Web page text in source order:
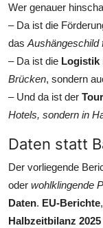
Wer genauer
– Da ist die
das Aushängeschild
– Da ist die Logistik
Brücken, sondern
– Und da ist der
Hotels, sondern in
Daten statt
Der vorliegende
oder wohlklingende
Daten. EU-Berichte
Halbzeitbilanz 2025